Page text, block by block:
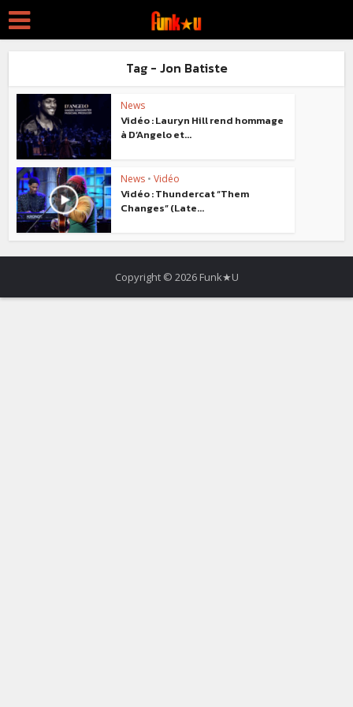
Tag - Jon Batiste
News
Vidéo : Lauryn Hill rend hommage
à D’Angelo et...
News • Vidéo
Vidéo : Thundercat “Them
Changes” (Late...
Copyright © 2026 Funk★U